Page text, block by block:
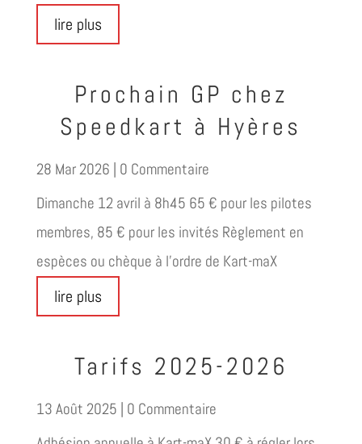
lire plus
Prochain GP chez
Speedkart à Hyères
28 Mar 2026 | 0 Commentaire
Dimanche 12 avril à 8h45 65 € pour les pilotes
membres, 85 € pour les invités Règlement en
espèces ou chèque à l'ordre de Kart-maX
lire plus
Tarifs 2025-2026
13 Août 2025 | 0 Commentaire